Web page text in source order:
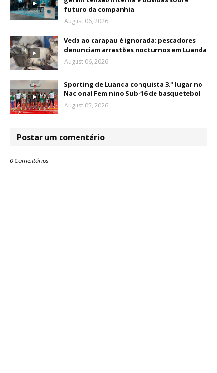
futuro da companhia
August 06, 2026
Veda ao carapau é ignorada: pescadores
denunciam arrastões nocturnos em Luanda
August 06, 2026
Sporting de Luanda conquista 3.º lugar no
Nacional Feminino Sub-16 de basquetebol
August 05, 2026
Postar um comentário
0 Comentários